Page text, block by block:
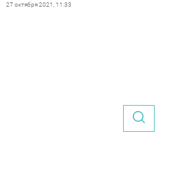
27 октября 2021, 11:33